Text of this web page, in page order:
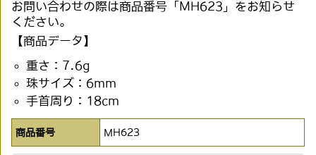
お問い合わせの際は商品番号「MH623」をお知らせ
ください。
【商品データ】
重さ：7.6g
珠サイズ：6mm
手首周り：18cm
商品番号 MH623